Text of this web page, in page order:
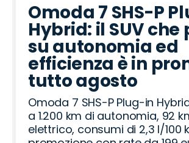
Omoda 7 SHS-P
Hybrid: il SUV
su autonomia ed
efficienza è in
tutto agosto
Omoda 7 SHS-P Plug-in
a 1.200 km di autonomia, 92
elettrico, consumi di 2,3 l/100